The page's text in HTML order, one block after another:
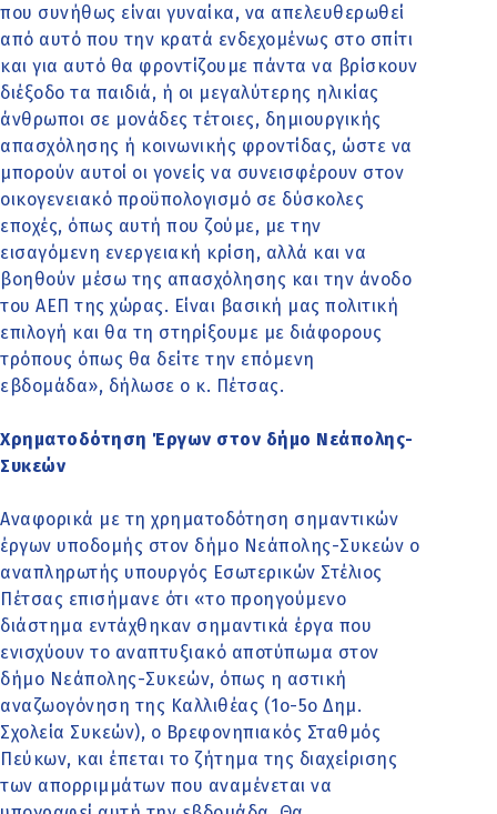
που συνήθως είναι γυναίκα, να απελευθερωθεί
από αυτό που την κρατά ενδεχομένως στο σπίτι
και για αυτό θα φροντίζουμε πάντα να βρίσκουν
διέξοδο τα παιδιά, ή οι μεγαλύτερης ηλικίας
άνθρωποι σε μονάδες τέτοιες, δημιουργικής
απασχόλησης ή κοινωνικής φροντίδας, ώστε να
μπορούν αυτοί οι γονείς να συνεισφέρουν στον
οικογενειακό προϋπολογισμό σε δύσκολες
εποχές, όπως αυτή που ζούμε, με την
εισαγόμενη ενεργειακή κρίση, αλλά και να
βοηθούν μέσω της απασχόλησης και την άνοδο
του ΑΕΠ της χώρας. Είναι βασική μας πολιτική
επιλογή και θα τη στηρίξουμε με διάφορους
τρόπους όπως θα δείτε την επόμενη
εβδομάδα», δήλωσε ο κ. Πέτσας.
Χρηματοδότηση Έργων στον δήμο Νεάπολης-
Συκεών
Αναφορικά με τη χρηματοδότηση σημαντικών
έργων υποδομής στον δήμο Νεάπολης-Συκεών ο
αναπληρωτής υπουργός Εσωτερικών Στέλιος
Πέτσας επισήμανε ότι «το προηγούμενο
διάστημα εντάχθηκαν σημαντικά έργα που
ενισχύουν το αναπτυξιακό αποτύπωμα στον
δήμο Νεάπολης-Συκεών, όπως η αστική
αναζωογόνηση της Καλλιθέας (1ο-5ο Δημ.
Σχολεία Συκεών), ο Βρεφονηπιακός Σταθμός
Πεύκων, και έπεται το ζήτημα της διαχείρισης
των απορριμμάτων που αναμένεται να